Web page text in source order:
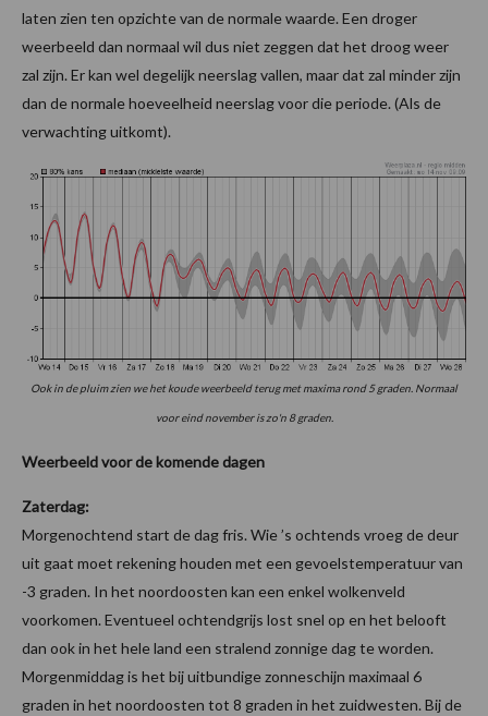
laten zien ten opzichte van de normale waarde. Een droger
weerbeeld dan normaal wil dus niet zeggen dat het droog weer
zal zijn. Er kan wel degelijk neerslag vallen, maar dat zal minder zijn
dan de normale hoeveelheid neerslag voor die periode. (Als de
verwachting uitkomt).
Ook in de pluim zien we het koude weerbeeld terug met maxima rond 5 graden. Normaal
voor eind november is zo'n 8 graden.
Weerbeeld voor de komende dagen
Zaterdag:
Morgenochtend start de dag fris. Wie ’s ochtends vroeg de deur
uit gaat moet rekening houden met een gevoelstemperatuur van
-3 graden. In het noordoosten kan een enkel wolkenveld
voorkomen. Eventueel ochtendgrijs lost snel op en het belooft
dan ook in het hele land een stralend zonnige dag te worden.
Morgenmiddag is het bij uitbundige zonneschijn maximaal 6
graden in het noordoosten tot 8 graden in het zuidwesten. Bij de